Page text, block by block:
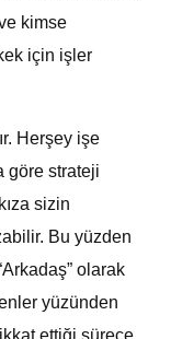
kimse
için işler
Herşey işe
göre strateji
sizin
Bu yüzden
olarak
yüzünden
ettiği sürece